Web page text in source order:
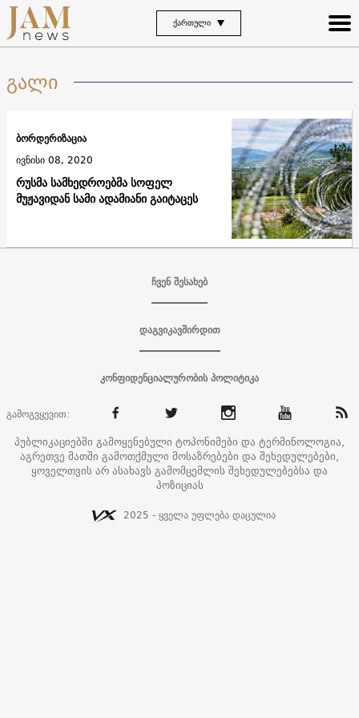
ᲥᲐᲠᲗᲣᲚᲘ
გალი
რუსმა სამხედროებმა სოფელ
მუჟავიდან სამი ადამიანი გაიტაცეს
ბორდერიზაცია
ივნისი 08, 2020
ჩვენ შესახებ
დაგვიკავშირდით
კონფიდენციალურობის პოლიტიკა
გამოგვყევით:
პუბლიკაციებში გამოყენებული ტოპონიმები და ტერმინოლოგია,
აგრეთვე მათში გამოთქმული მოსაზრებები და შეხედულებები,
ყოველთვის არ ასახავს გამომცემლის შეხედულებებსა და
პოზიციას
2025 - ყველა უფლება დაცულია